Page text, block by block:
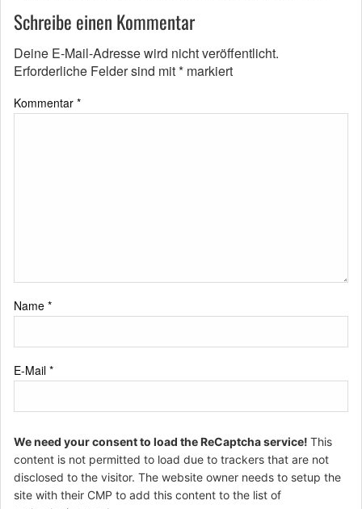
Schreibe einen Kommentar
Deine E-Mail-Adresse wird nicht veröffentlicht.
Erforderliche Felder sind mit* markiert
Kommentar *
Name *
E-Mail *
We need your consent to load the ReCaptcha service! This
content is not permitted to load due to trackers that are not
disclosed to the visitor. The website owner needs to setup the
site with their CMP to add this content to the list of